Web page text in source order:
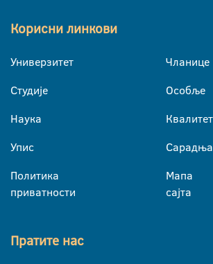
Корисни линкови
Универзитет
Студије
Наука
Упис
Политика
приватности
Чланице
Особље
Квалитет
Сарадња
Мапа
сајта
Пратите нас